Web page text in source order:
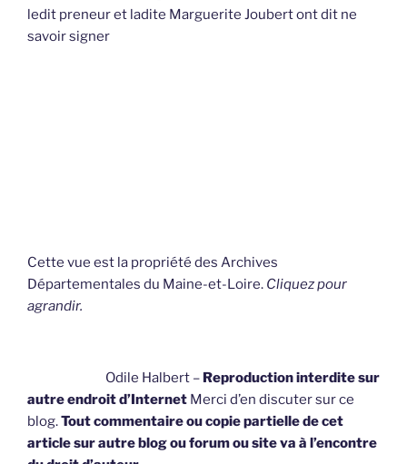
ledit preneur et ladite Marguerite Joubert ont dit ne
savoir signer
Cette vue est la propriété des Archives
Départementales du Maine-et-Loire. Cliquez pour
agrandir.
Odile Halbert – Reproduction interdite sur
autre endroit d’Internet Merci d’en discuter sur ce
blog. Tout commentaire ou copie partielle de cet
article sur autre blog ou forum ou site va à l’encontre
du droit d’auteur.